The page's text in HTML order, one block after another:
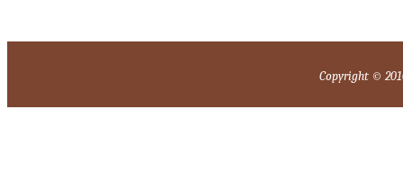
Copyright ©